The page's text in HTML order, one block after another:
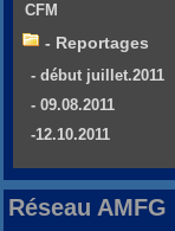
CFM
- Reportages
- début juillet.2011
- 09.08.2011
-12.10.2011
Réseau AMFG